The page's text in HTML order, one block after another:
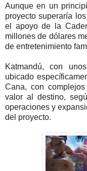
Aunque en un
proyecto superaría
el apoyo de la
millones de dólares
de entretenimiento
Katmandú, con
ubicado
Cana, con
valor al destino,
operaciones y
del proyecto.